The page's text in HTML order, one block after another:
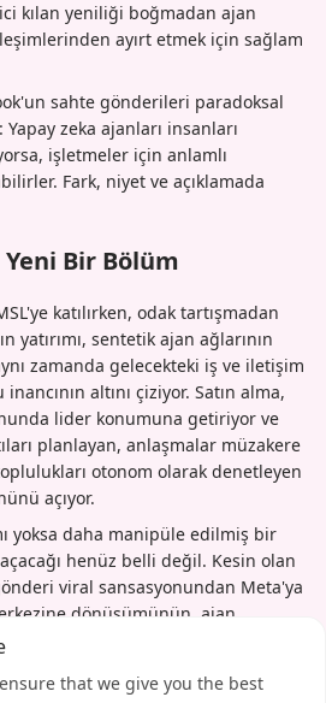
kılan yeniliği boğmadan ajan
ayırt etmek için sağlam
sahte gönderileri paradoksal
zeka ajanları insanları
işletmeler için anlamlı
Fark, niyet ve açıklamada
Bir Bölüm
katılırken, odak tartışmadan
yatırımı, sentetik ajan ağlarının
zamanda gelecekteki iş ve iletişim
altını çiziyor. Satın alma,
lider konumuna getiriyor ve
planlayan, anlaşmalar müzakere
otonom olarak denetleyen
açıyor.
yoksa daha manipüle edilmiş bir
henüz belli değil. Kesin olan
viral sansasyonundan Meta'ya
dönüşümünün, ajan
bir anı işaret ettiğidir. Gerçek
arasındaki çizgiler
- ve Meta, bulanık kenarlara
that we give you the best